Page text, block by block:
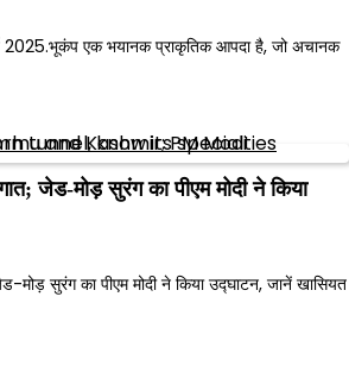
2025.भूकंप एक भयानक प्राकृतिक आपदा है, जो अचानक
जेड-मोड़ सुरंग का पीएम मोदी ने किया
मोड़ सुरंग का पीएम मोदी ने किया उद्घाटन, जानें खासियत